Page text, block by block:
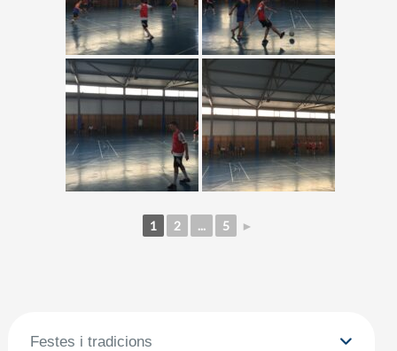
Festes i tradicions
1 2 ... 5 ►